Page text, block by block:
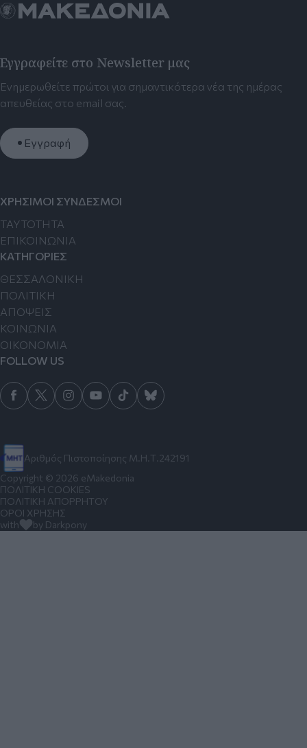
Εγγραφείτε στο Newsletter μας
Ενημερωθείτε πρώτοι για σημαντικότερα νέα της ημέρας
απευθείας στο email σας.
Εγγραφή
Αριθμός Πιστοποίησης Μ.Η.Τ.242191
ΧΡΗΣΙΜΟΙ ΣΥΝΔΕΣΜΟΙ
TAYTOTHTA
ΕΠΙΚΟΙΝΩΝΙΑ
ΚΑΤΗΓΟΡΙΕΣ
ΘΕΣΣΑΛΟΝΙΚΗ
ΠΟΛΙΤΙΚΗ
ΑΠΟΨΕΙΣ
ΚΟΙΝΩΝΙΑ
ΟΙΚΟΝΟΜΙΑ
FOLLOW US
Copyright © 2026 eMakedonia
ΠΟΛΙΤΙΚΗ COOKIES
ΠΟΛΙΤΙΚΗ ΑΠΟΡΡΗΤΟΥ
ΟΡΟΙ ΧΡΗΣΗΣ
with
by Darkpony